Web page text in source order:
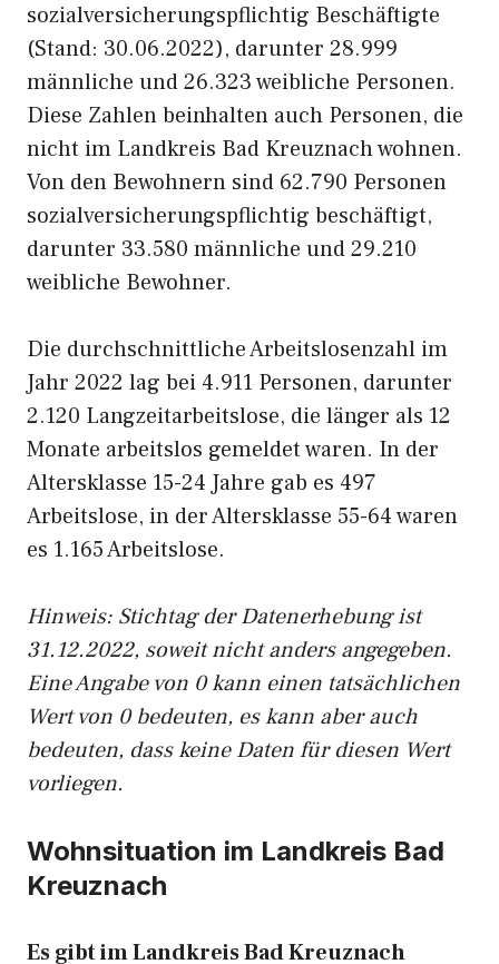
sozialversicherungspflichtig Beschäftigte
(Stand: 30.06.2022), darunter 28.999
männliche und 26.323 weibliche Personen.
Diese Zahlen beinhalten auch Personen, die
nicht im Landkreis Bad Kreuznach wohnen.
Von den Bewohnern sind 62.790 Personen
sozialversicherungspflichtig beschäftigt,
darunter 33.580 männliche und 29.210
weibliche Bewohner.
Die durchschnittliche Arbeitslosenzahl im
Jahr 2022 lag bei 4.911 Personen, darunter
2.120 Langzeitarbeitslose, die länger als 12
Monate arbeitslos gemeldet waren. In der
Altersklasse 15-24 Jahre gab es 497
Arbeitslose, in der Altersklasse 55-64 waren
es 1.165 Arbeitslose.
Hinweis: Stichtag der Datenerhebung ist
31.12.2022, soweit nicht anders angegeben.
Eine Angabe von 0 kann einen tatsächlichen
Wert von 0 bedeuten, es kann aber auch
bedeuten, dass keine Daten für diesen Wert
vorliegen.
Wohnsituation im Landkreis Bad
Kreuznach
Es gibt im Landkreis Bad Kreuznach